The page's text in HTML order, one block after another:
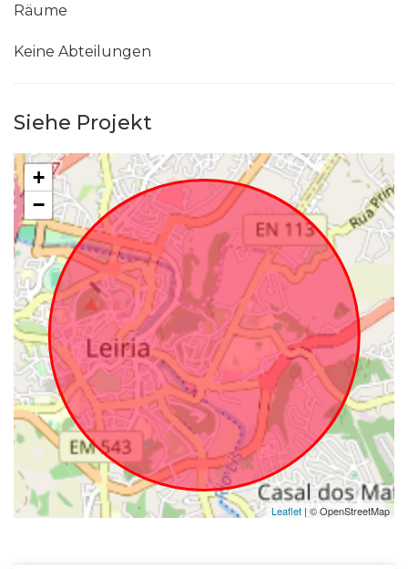
Räume
Keine Abteilungen
Siehe Projekt
+
−
Leaflet | © OpenStreetMap